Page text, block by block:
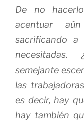
De no
acentuar
sacrificando a
semejante
las
es decir, hay
hay también